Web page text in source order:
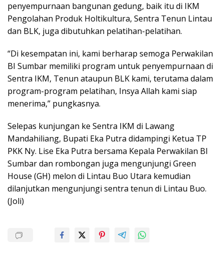
penyempurnaan bangunan gedung, baik itu di IKM
Pengolahan Produk Holtikultura, Sentra Tenun Lintau
dan BLK, juga dibutuhkan pelatihan-pelatihan.
“Di kesempatan ini, kami berharap semoga Perwakilan
BI Sumbar memiliki program untuk penyempurnaan di
Sentra IKM, Tenun ataupun BLK kami, terutama dalam
program-program pelatihan, Insya Allah kami siap
menerima,” pungkasnya.
Selepas kunjungan ke Sentra IKM di Lawang
Mandahiliang, Bupati Eka Putra didampingi Ketua TP
PKK Ny. Lise Eka Putra bersama Kepala Perwakilan BI
Sumbar dan rombongan juga mengunjungi Green
House (GH) melon di Lintau Buo Utara kemudian
dilanjutkan mengunjungi sentra tenun di Lintau Buo.
(Joli)